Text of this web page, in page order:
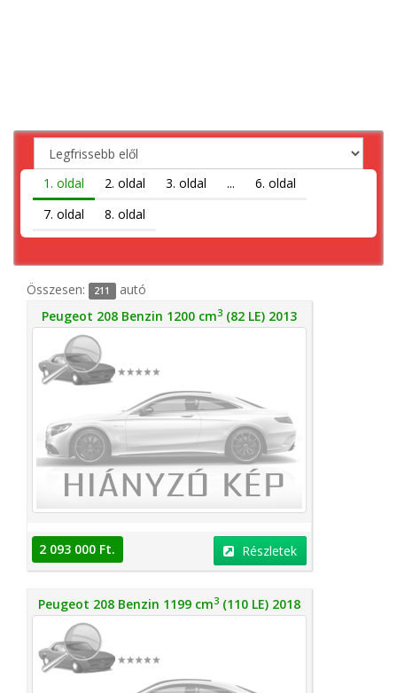
1. oldal 2. oldal 3. oldal ...
6. oldal
7. oldal
8. oldal
Összesen: 211
autó
Peugeot 208 Benzin 1200 cm3 (82 LE) 2013
2 093 000 Ft. Részletek
Peugeot 208 Benzin 1199 cm3 (110 LE) 2018